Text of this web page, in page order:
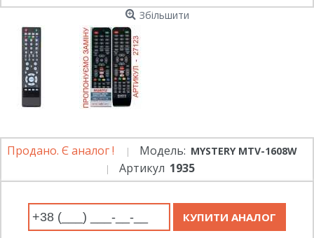
Збільшити
Продано. Є аналог ! Модель: MYSTERY MTV-1608W
Артикул 1935